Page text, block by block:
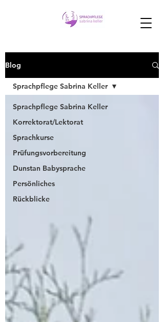
Blog
Sprachpflege Sabrina Keller
Korrektorat/Lektorat
Sprachkurse
Prüfungsvorbereitung
Dunstan Babysprache
Persönliches
Rückblicke
Sprachpflege Sabrina Keller